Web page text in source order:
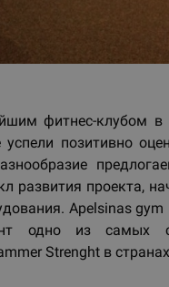
фитнес-клубом
позитивно
развития проекта,
Apelsinas
одно из самых
Strenght в